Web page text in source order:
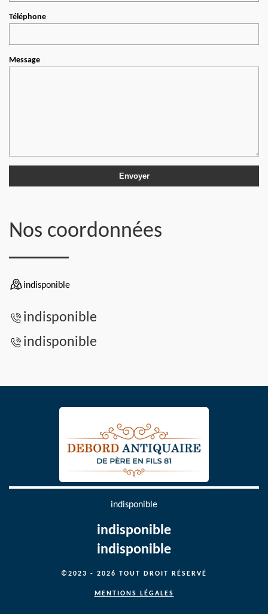
Téléphone
Message
Nos coordonnées
indisponible
indisponible
indisponible
indisponible
indisponible
indisponible
©2023 - 2026 TOUT DROIT RÉSERVÉ
MENTIONS LÉGALES